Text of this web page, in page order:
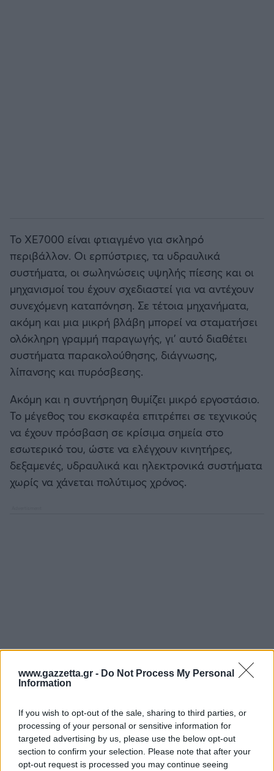
www.gazzetta.gr - Do Not Process My Personal
Information
If you wish to opt-out of the sale, sharing to third parties, or
processing of your personal or sensitive information for
targeted advertising by us, please use the below opt-out
section to confirm your selection. Please note that after your
opt-out request is processed you may continue seeing
Το XE7000 είναι φτιαγμένο για σκληρό
περιβάλλον. Οι ερπύστριες, τα υδραυλικά
συστήματα, οι σωληνώσεις υψηλής πίεσης και οι
μηχανισμοί του έχουν σχεδιαστεί για να αντέχουν
συνεχόμενη καταπόνηση. Σε τέτοια μηχανήματα,
ακόμη και μια μικρή βλάβη μπορεί να σταματήσει
ολόκληρη γραμμή παραγωγής, γι’ αυτό διαθέτει
συστήματα παρακολούθησης, διάγνωσης,
λίπανσης και πυρόσβεσης.
Ακόμη και η συντήρηση θυμίζει μικρό εργοστάσιο.
Το μέγεθος του εκσκαφέα επιτρέπει σε τεχνικούς
να έχουν πρόσβαση σε κρίσιμα σημεία στο
εσωτερικό του, ώστε να ελέγχουν κινητήρες,
δεξαμενές, υδραυλικά και ηλεκτρονικά συστήματα
χωρίς να χάνεται πολύτιμος χρόνος.